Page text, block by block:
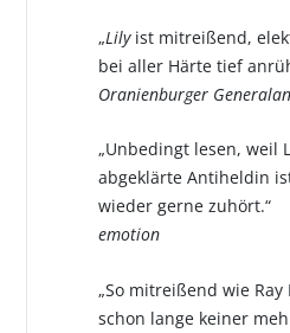
„Lilyist mitreißend,
bei aller Härte tief
Oranienburger
„Unbedingt lesen, weil
abgeklärte Antiheldin
wieder gerne zuhört.“
emotion
„So mitreißend wie
schon lange keiner